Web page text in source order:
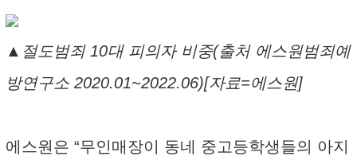
▲절도범죄 10대 피의자 비중(출처 에스원범죄예
방연구소 2020.01~2022.06)[자료=에스원]
에스원은 “무인매장이 동네 중고등학생들의 아지